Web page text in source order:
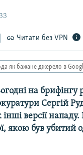
Читати без VPN
як бажане джерело в
на брифінгу
Сергій
версії
якою був убитий